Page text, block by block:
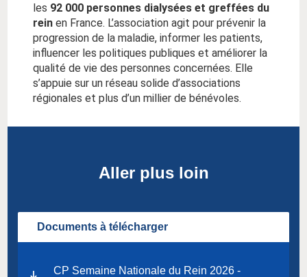
les 92 000 personnes dialysées et greffées du
rein en France. L’association agit pour prévenir la
progression de la maladie, informer les patients,
influencer les politiques publiques et améliorer la
qualité de vie des personnes concernées. Elle
s’appuie sur un réseau solide d’associations
régionales et plus d’un millier de bénévoles.
Aller plus loin
Documents à télécharger
CP Semaine Nationale du Rein 2026 -